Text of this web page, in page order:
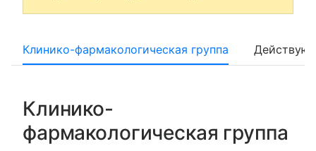
Клинико-фармакологическая группа
Клинико-
фармакологическая группа